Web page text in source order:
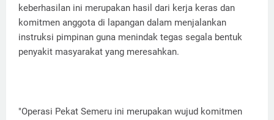
keberhasilan ini merupakan hasil dari kerja keras dan
komitmen anggota di lapangan dalam menjalankan
instruksi pimpinan guna menindak tegas segala bentuk
penyakit masyarakat yang meresahkan.
"Operasi Pekat Semeru ini merupakan wujud komitmen